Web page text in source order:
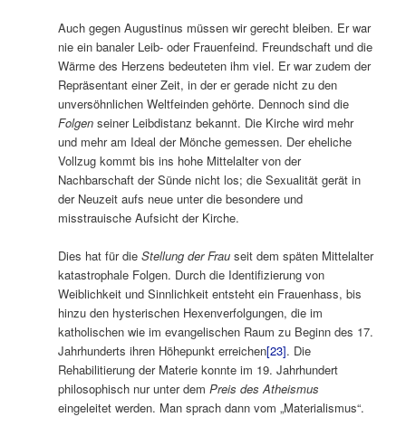
Auch gegen Augustinus müssen wir gerecht bleiben. Er war
nie ein banaler Leib- oder Frauenfeind. Freundschaft und die
Wärme des Herzens bedeuteten ihm viel. Er war zudem der
Repräsentant einer Zeit, in der er gerade nicht zu den
unversöhnlichen Weltfeinden gehörte. Dennoch sind die
Folgen seiner Leibdistanz bekannt. Die Kirche wird mehr
und mehr am Ideal der Mönche gemessen. Der eheliche
Vollzug kommt bis ins hohe Mittelalter von der
Nachbarschaft der Sünde nicht los; die Sexualität gerät in
der Neuzeit aufs neue unter die besondere und
misstrauische Aufsicht der Kirche.
Dies hat für dieStellung der Frau seit dem späten Mittelalter
katastrophale Folgen. Durch die Identifizierung von
Weiblichkeit und Sinnlichkeit entsteht ein Frauenhass, bis
hinzu den hysterischen Hexenverfolgungen, die im
katholischen wie im evangelischen Raum zu Beginn des 17.
Jahrhunderts ihren Höhepunkt erreichen[23]. Die
Rehabilitierung der Materie konnte im 19. Jahrhundert
philosophisch nur unter demPreis des Atheismus
eingeleitet werden. Man sprach dann vom „Materialismus“.